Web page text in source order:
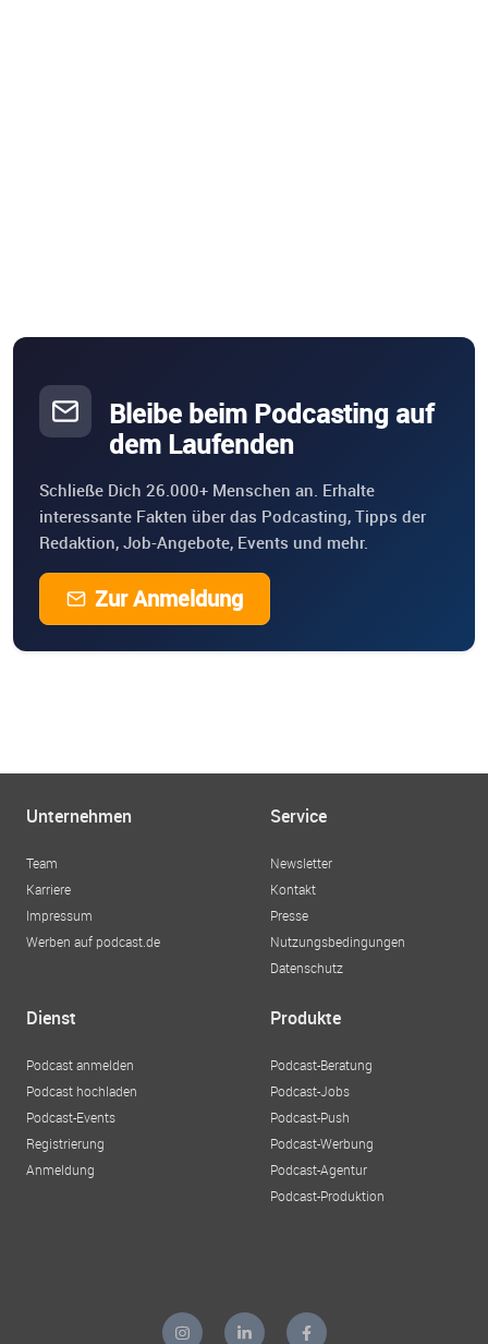
Bleibe beim Podcasting auf
dem Laufenden
Schließe Dich 26.000+ Menschen an. Erhalte
interessante Fakten über das Podcasting, Tipps der
Redaktion, Job-Angebote, Events und mehr.
Zur Anmeldung
Unternehmen
Team
Karriere
Impressum
Werben auf podcast.de
Service
Newsletter
Kontakt
Presse
Nutzungsbedingungen
Datenschutz
Dienst
Podcast anmelden
Podcast hochladen
Podcast-Events
Registrierung
Anmeldung
Produkte
Podcast-Beratung
Podcast-Jobs
Podcast-Push
Podcast-Werbung
Podcast-Agentur
Podcast-Produktion